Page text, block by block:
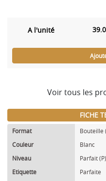
A l'unité
Voir tous les
FICHE
Format
Bouteille
Couleur
Blanc
Niveau
Parfait (P)
Etiquette
Parfaite